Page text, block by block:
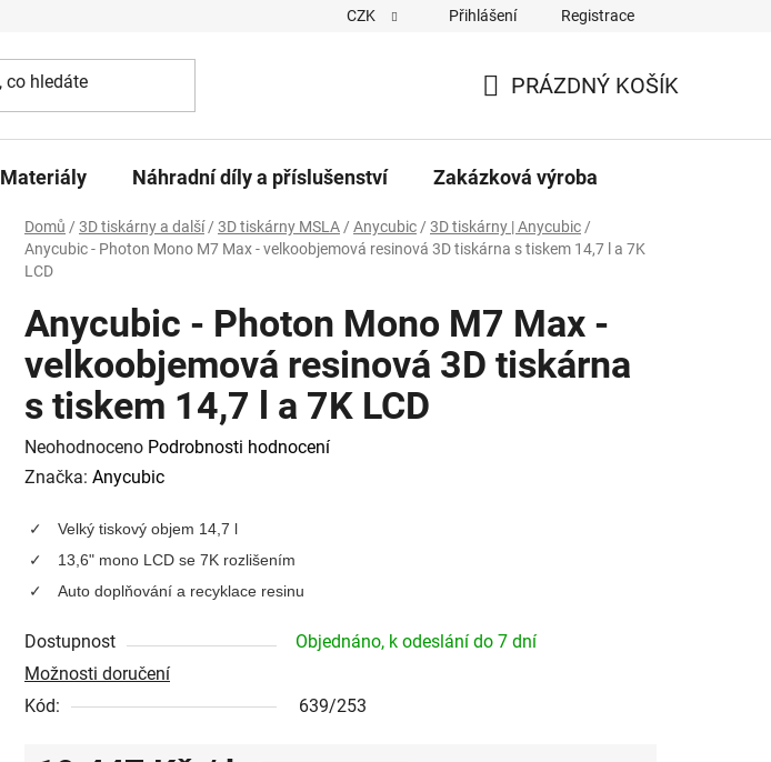
CZK Přihlášení Registrace
KOŠÍK
PRÁZDNÝ KOŠÍK
Materiály Náhradní díly a příslušenství Zakázková výroba
Domů / 3D tiskárny a další / 3D tiskárny MSLA / Anycubic / 3D tiskárny | Anycubic /
Anycubic - Photon Mono M7 Max - velkoobjemová resinová 3D tiskárna s tiskem 14,7 l a 7K
LCD
Anycubic - Photon Mono M7 Max -
velkoobjemová resinová 3D tiskárna
s tiskem 14,7 l a 7K LCD
Průměrné
hodnocení
je
0,0
z
hvězdiček.
Neohodnoceno Podrobnosti hodnocení
Značka: Anycubic
Velký tiskový objem 14,7 l
13,6" mono LCD se 7K rozlišením
Auto doplňování a recyklace resinu
Dostupnost
Objednáno, k odeslání do 7 dní
Možnosti doručení
Kód:
639/253